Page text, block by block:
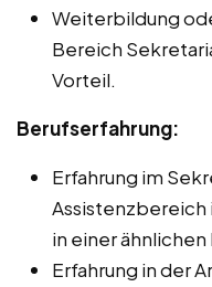
Weiterbildung
Bereich
Vorteil.
Berufserfahrung:
Erfahrung im
Assistenzbereich
in einer ähnlichen
Erfahrung in der